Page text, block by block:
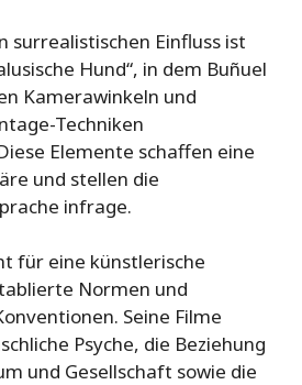
surrealistischen Einfluss ist
Hund“, in dem Buñuel
Kamerawinkeln und
Techniken
Elemente schaffen eine
und stellen die
infrage.
für eine künstlerische
Normen und
Seine Filme
Psyche, die Beziehung
und Gesellschaft sowie die